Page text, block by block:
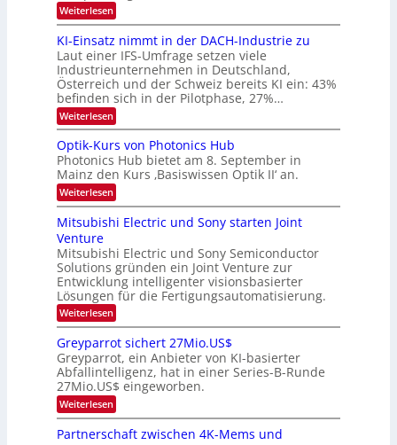
B
i
l
d
v
e
r
a
r
b
e
i
n
g
s
-
T
e
n
d
s
l
d
e
t
s
t
a
r
k
e
W
a
c
h
s
u
i
m
e
r
s
t
e
n
H
a
l
b
j
a
r
Weiterlesen:
8
9
.
W
E
-
H
e
r
a
e
u
s
-
S
e
n
a
r
KI-Einsatz nimmt in der DACH-Industrie zu
Laut einer IFS-Umfrage setzen viele
Industrieunternehmen in Deutschland,
Österreich und der Schweiz bereits KI ein: 43%
befinden sich in der Pilotphase, 27%…
Weiterlesen:
K
-
E
i
n
s
t
n
m
m
t
i
n
d
e
r
D
A
C
H
I
Optik-Kurs von Photonics Hub
Photonics Hub bietet am 8. September in
Mainz den Kurs ‚Basiswissen Optik II‘ an.
Weiterlesen:
O
p
t
k
-
K
u
r
s
v
o
n
P
h
o
t
o
n
i
Mitsubishi Electric und Sony starten Joint
Venture
Mitsubishi Electric und Sony Semiconductor
Solutions gründen ein Joint Venture zur
Entwicklung intelligenter visionsbasierter
Lösungen für die Fertigungsautomatisierung.
Weiterlesen:
M
t
s
u
b
i
s
h
i
Greyparrot sichert 27Mio.US$
Greyparrot, ein Anbieter von KI-basierter
Abfallintelligenz, hat in einer Series-B-Runde
27Mio.US$ eingeworben.
Weiterlesen:
G
r
e
Partnerschaft zwischen 4K-Mems und